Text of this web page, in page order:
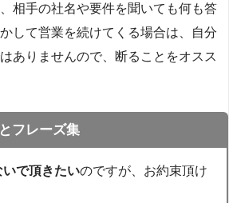
相手の社名や要件を聞いても何も答
して営業を続けてくる場合は、自分
ありませんので、断ることをオスス
フレーズ集
で頂きたいのですが、お約束頂け